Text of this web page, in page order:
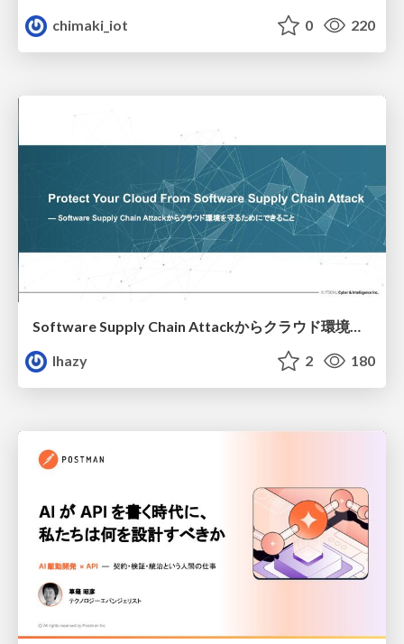
chimaki_iot
0 220
Software Supply Chain Attackからクラウド環境を守るためにできること
lhazy
2 180